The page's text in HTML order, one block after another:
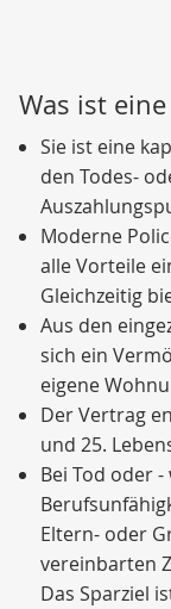
Was ist
Sie ist eine
den Todes-
Moderne
alle Vorteile
Gleichzeitig
Aus den
sich ein
eigene
Der Vertrag
und 25.
Bei Tod oder
Eltern- oder
vereinbarten
Das Sparziel